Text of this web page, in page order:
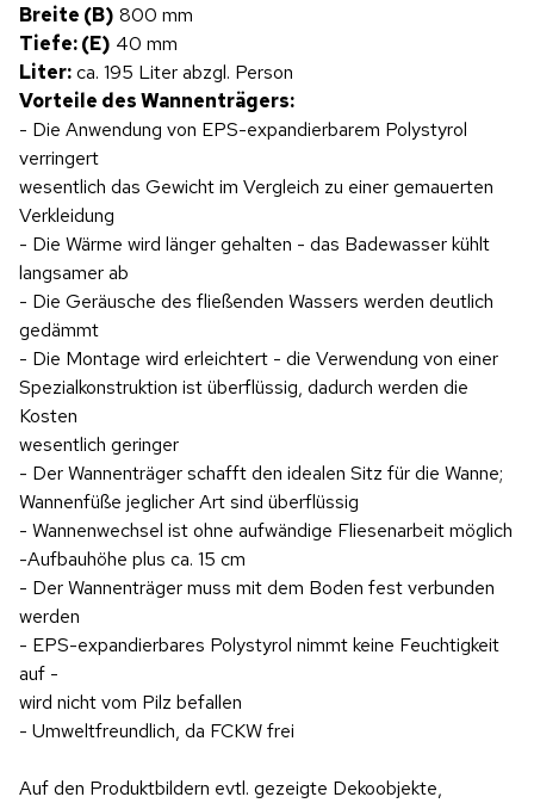
Breite (B) 800 mm
Tiefe: (E) 40 mm
Liter:ca. 195 Liter abzgl. Person
Vorteile des Wannenträgers:
- Die Anwendung von EPS-expandierbarem Polystyrol
verringert
wesentlich das Gewicht im Vergleich zu einer gemauerten
Verkleidung
- Die Wärme wird länger gehalten - das Badewasser kühlt
langsamer ab
- Die Geräusche des fließenden Wassers werden deutlich
gedämmt
- Die Montage wird erleichtert - die Verwendung von einer
Spezialkonstruktion ist überflüssig, dadurch werden die
Kosten
wesentlich geringer
- Der Wannenträger schafft den idealen Sitz für die Wanne;
Wannenfüße jeglicher Art sind überflüssig
- Wannenwechsel ist ohne aufwändige Fliesenarbeit möglich
-Aufbauhöhe plus ca. 15 cm
- Der Wannenträger muss mit dem Boden fest verbunden
werden
- EPS-expandierbares Polystyrol nimmt keine Feuchtigkeit
auf -
wird nicht vom Pilz befallen
- Umweltfreundlich, da FCKW frei
Auf den Produktbildern evtl. gezeigte Dekoobjekte,